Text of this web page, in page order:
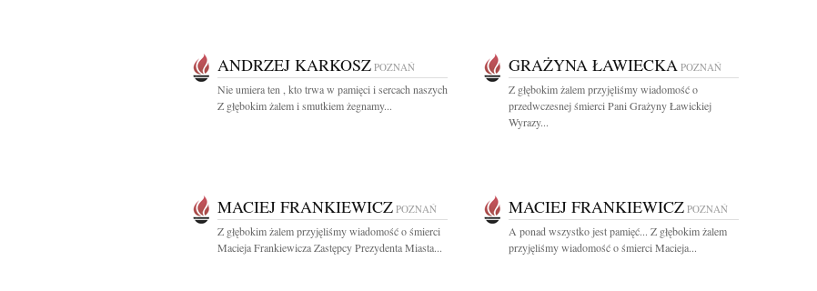
ANDRZEJ KARKOSZ POZNAŃ
Nie umiera ten , kto trwa w pamięci i sercach naszych
Z głębokim żalem i smutkiem żegnamy...
GRAŻYNA ŁAWIECKA POZNAŃ
Z głębokim żalem przyjęliśmy wiadomość o
przedwczesnej śmierci Pani Grażyny Ławickiej
Wyrazy...
MACIEJ FRANKIEWICZ POZNAŃ
Z głębokim żalem przyjęliśmy wiadomość o śmierci
Macieja Frankiewicza Zastępcy Prezydenta Miasta...
MACIEJ FRANKIEWICZ POZNAŃ
A ponad wszystko jest pamięć... Z głębokim żalem
przyjęliśmy wiadomość o śmierci Macieja...